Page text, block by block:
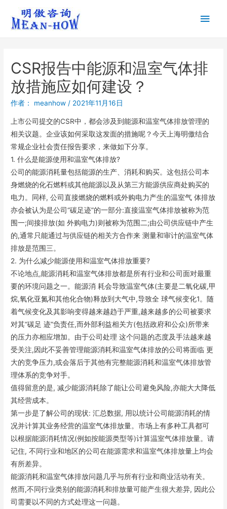
CSR报告中能源和温室气体排
放措施应如何建设？
作者： meanhow / 2021年11月16日
上市公司提交的CSR中，都会涉及到能源和温室气体排放管理的
相关议题。企业该如何采取这发面的措施呢？今天上海明傲结合
常规企业社会责任报告要求，来做如下分享。
1. 什么是能源使用和温室气体排放?
公司的能源消耗量包括能源的生产、消耗和购买。这包括公司本
身燃烧的化石燃料或其他能源以及从第三方能源供应商处购买的
电力。同样, 公司直接燃烧的燃料或外购电力产生的温室气 体排放
亦会被认为是公司“碳足迹”的一部分:直接温室气体排放被称为范
围一;间接排放(如 外购电力)则被称为范围二;由公司供应链中产生
的,通常只能通过与供应链的相关方合作来 测量和审计的温室气体
排放是范围三。
2. 为什么减少能源使用和温室气体排放重要?
不论地点,能源消耗和温室气体排放都是所有行业和公司面对最重
要的环境问题之一。能源消 耗会导致温室气体(主要是二氧化碳,甲
烷,氧化亚氮和其他化合物)释放到大气中,导致全 球气候变化1。随
着气候变化及其影响变得越来越趋于严重,越来越多的公司被要求
对其“碳足 迹”负责任,而外部利益相关方(包括政府和公众)所带来
的压力亦相应增加。由于公司处理 这个问题的态度及手法越来越
受关注,因此不妥善管理能源消耗和温室气体排放的公司将面临 更
大的竞争压力,或会落后于其他有完整能源消耗和温室气体排放管
理体系的竞争对手。
值得留意的是, 减少能源消耗除了能让公司避免风险,亦能大大降低
其经营成本。
第一步是了解公司的现状: 汇总数据, 用以统计公司能源消耗的情
况并计算其业务经营的温室气体排放量。市场上有多种工具都可
以根据能源消耗情况(例如按能源类型等)计算温室气体排放量。请
记住, 不同行业和地区的公司在能源需求和温室气体排放量上均会
有所差异。
能源消耗和温室气体排放问题几乎与所有行业和商业活动有关。
然而,不同行业类别的能源消耗和排放量可能产生很大差异, 因此公
司需要以不同的方式处理这一问题。